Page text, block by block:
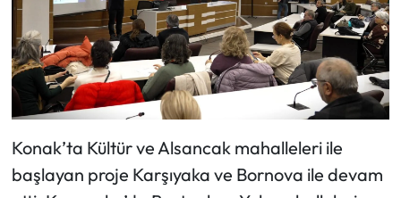
Konak’ta Kültür ve Alsancak mahalleleri ile
başlayan proje Karşıyaka ve Bornova ile devam